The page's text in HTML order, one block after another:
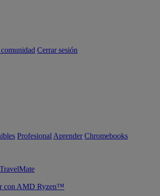
Cerrar sesión
Profesional Aprender Chromebooks
con AMD Ryzen™